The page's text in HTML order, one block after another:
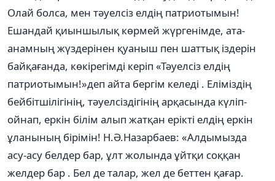
Олай болса, мен тәуелсіз елдің патриотымын!
Ешандай қиыншылық көрмей жүргенімде, ата-
анамның жүздерінен қуаныш пен шаттық іздерін
байқағанда, көкірегімді керіп «Тәуелсіз елдің
патриотымын!»деп айта бергім келеді . Еліміздің
бейбітшілігінің, тәуелсіздігінің арқасында күліп-
ойнап, еркін білім алып жатқан ерікті елдің еркін
ұланының бірімін! Н.Ә.Назарбаев: «Алдымызда
асу-асу белдер бар, ұлт жолында ұйтқи соққан
желдер бар . Бел де талар, жел де беттен қағар.